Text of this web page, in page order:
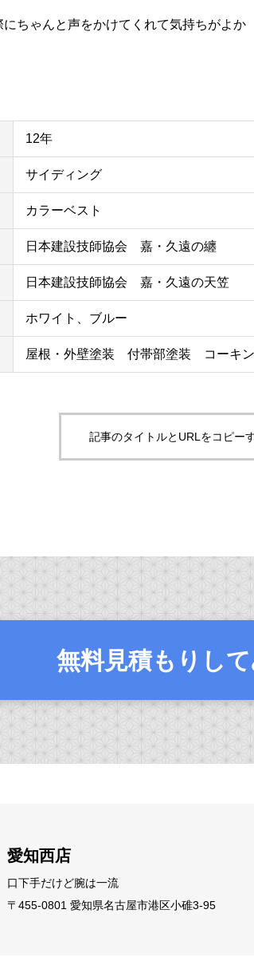
ちゃんと声をかけてくれて気持ちがよか
12年
サイディング
カラーベスト
日本建設技師協会 嘉・久遠の纏
日本建設技師協会 嘉・久遠の天笠
ホワイト、ブルー
屋根・外壁塗装 付帯部塗装 コーキ
記事のタイトルとURLをコピー
無料見積もりし
愛知西店
口下手だけど腕は一流
〒455-0801 愛知県名古屋市港区小碓3-95